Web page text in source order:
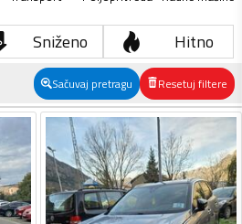
Sniženo Hitno
Sačuvaj pretragu Resetuj filtere